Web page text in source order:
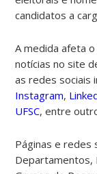
candidatos a
A medida afeta
notícias no site
as redes sociais
Instagram,
UFSC, entre
Páginas e redes
Departamentos,